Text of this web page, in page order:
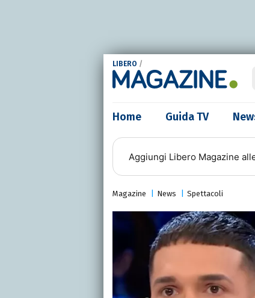
LIBERO /
Home Guida TV
Aggiungi Libero Magazine
Magazine News Spettacoli